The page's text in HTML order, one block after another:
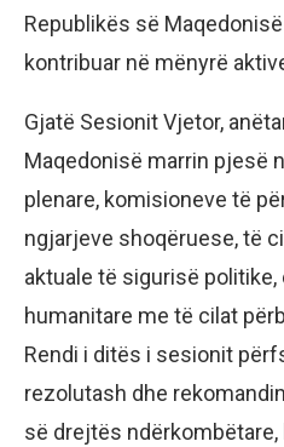
Republikës së
kontribuar në mënyrë
Gjatë Sesionit Vjetor,
Maqedonisë marrin pjesë
plenare, komisioneve të
ngjarjeve shoqëruese, të
aktuale të sigurisë
humanitare me të cilat
Rendi i ditës i sesionit
rezolutash dhe
së drejtës ndërkombëtare,